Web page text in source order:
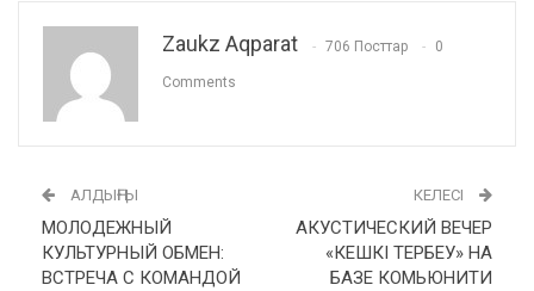
Zaukz Aqparat 706 Посттар 0
Comments
АЛДЫҢҒЫ
МОЛОДЕЖНЫЙ
КУЛЬТУРНЫЙ ОБМЕН:
ВСТРЕЧА С КОМАНДОЙ
КЕЛЕСІ
АКУСТИЧЕСКИЙ ВЕЧЕР
«КЕШКІ ТЕРБЕУ» НА
БАЗЕ КОМЬЮНИТИ